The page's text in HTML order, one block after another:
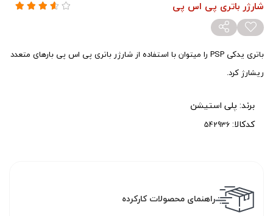
شارژر باتری پی اس پی
باتری یدکی PSP را میتوان با استفاده از شارژر باتری پی اس پی بارهای متعدد
ریشارژ کرد.
برند: پلی استیشن
کدکالا:
راهنمای محصولات کارکرده